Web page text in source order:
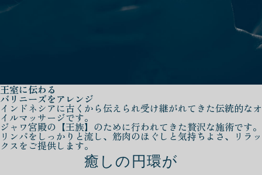
王室に伝わる
バリニーズをアレンジ
インドネシアに古くから伝えられ受け継がれてきた伝統的なオ
イルマッサージです。
ジャワ宮殿の【王族】のために行われてきた贅沢な施術です。
リンパをしっかりと流し、筋肉のほぐしと気持ちよさ、リラッ
クスをご提供します。
癒しの円環が